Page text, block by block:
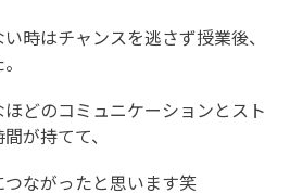
時はチャンスを逃さず授業後、
どのコミュニケーションとスト
が持てて、
ながったと思います笑